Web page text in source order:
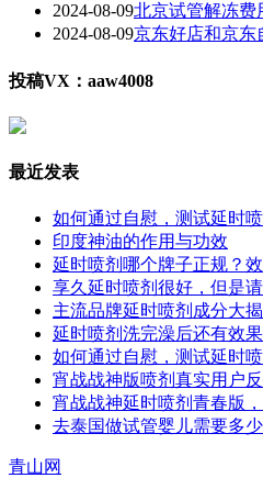
2024-08-09北京试管解冻费
2024-08-09京东好店和京东
投稿VX：aaw4008
最近发表
如何通过自慰，测试延时
印度神油的作用与功效
延时喷剂哪个牌子正规？
享久延时喷剂很好，但是
主流品牌延时喷剂成分大
延时喷剂洗完澡后还有效
如何通过自慰，测试延时
宵战战神版喷剂真实用户
宵战战神延时喷剂青春版
去泰国做试管婴儿需要多
青山网